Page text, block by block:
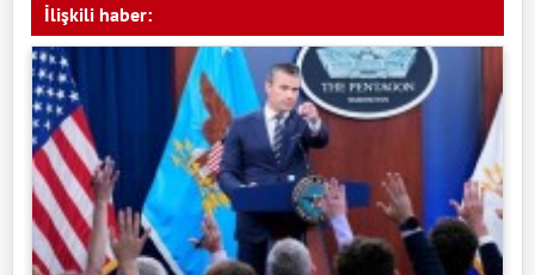
İlişkili haber: